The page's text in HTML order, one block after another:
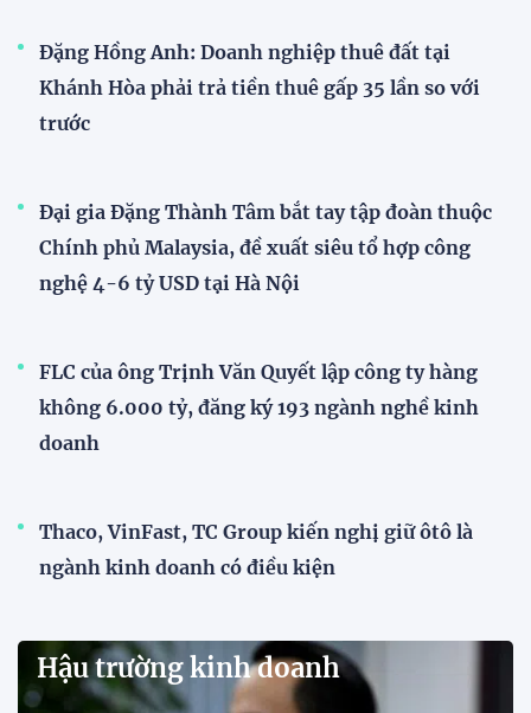
Đặng Hồng Anh: Doanh nghiệp thuê đất tại
Khánh Hòa phải trả tiền thuê gấp 35 lần so với
trước
Đại gia Đặng Thành Tâm bắt tay tập đoàn thuộc
Chính phủ Malaysia, đề xuất siêu tổ hợp công
nghệ 4-6 tỷ USD tại Hà Nội
FLC của ông Trịnh Văn Quyết lập công ty hàng
không 6.000 tỷ, đăng ký 193 ngành nghề kinh
doanh
Thaco, VinFast, TC Group kiến nghị giữ ôtô là
ngành kinh doanh có điều kiện
Hậu trường kinh doanh